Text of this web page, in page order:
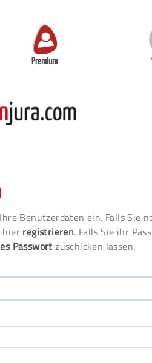
Premium
Benutzerdaten ein. Falls Sie
hier registrieren. Falls Sie ihr
Passwort zuschicken lassen.